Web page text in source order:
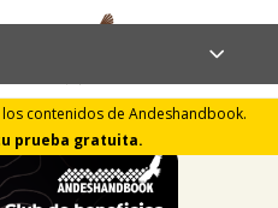
contenidos de Andeshandbook.
prueba gratuita.